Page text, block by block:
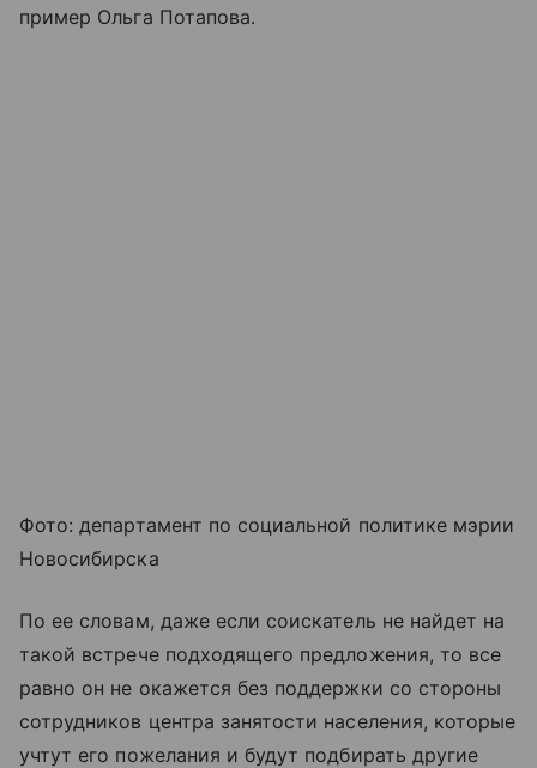
пример Ольга Потапова.
Фото: департамент по социальной политике мэрии
Новосибирска
По ее словам, даже если соискатель не найдет на
такой встрече подходящего предложения, то все
равно он не окажется без поддержки со стороны
сотрудников центра занятости населения, которые
учтут его пожелания и будут подбирать другие